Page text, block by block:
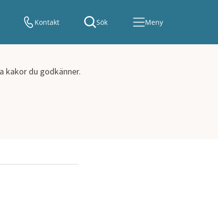
kakor du godkänner.
Kontakt Sök Meny